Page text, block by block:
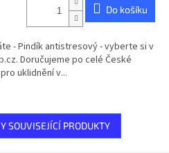
Do košíku
- Pindík antistresový - vyberte si v
Doručujeme po celé České
uklidnění v...
SOUVISEJÍCÍ PRODUKTY